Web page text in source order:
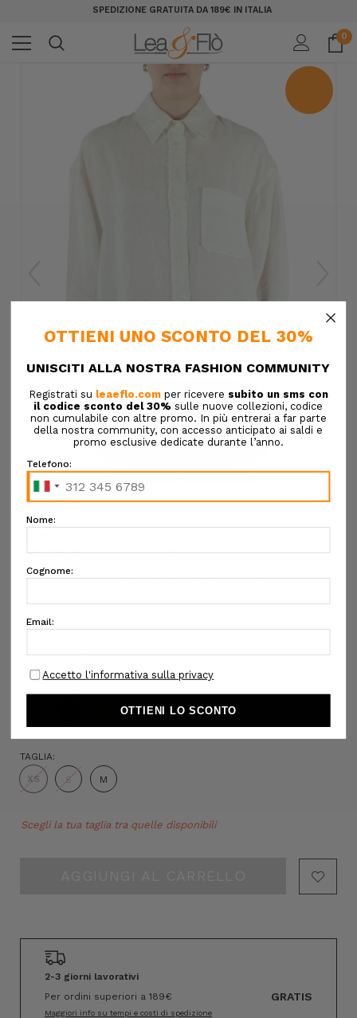
SPEDIZIONE GRATUITA DA 189€ IN ITALIA
0
REPLAY
CAMICIA OVERSIZE IN LINO
SKU: 6ARDAW238800085574G 011:T2-2
DESIGNER SKU:
Confezione regalo: Opzioni disponibili
TAGLIA:
XS
S M
Only
Scegli la tua taglia tra quelle disponibili
2-3 giorni lavorativi
Per ordini superiori a 189€
GRATIS
Maggiori info su tempi e costi di spedizione
×